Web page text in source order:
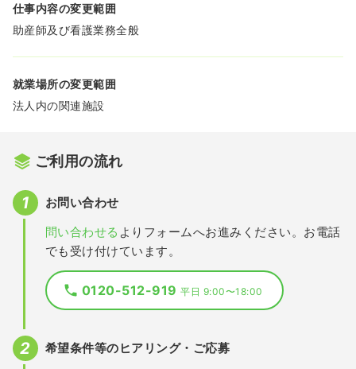
仕事内容の変更範囲
助産師及び看護業務全般
就業場所の変更範囲
法人内の関連施設
ご利用の流れ
お問い合わせ
問い合わせる よりフォームへお進みください。お電話
でも受け付けています。
0120-512-919平日 9:00〜18:00
希望条件等のヒアリング・ご応募